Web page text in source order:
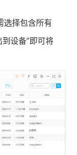
选择包含所有
设备”即可将